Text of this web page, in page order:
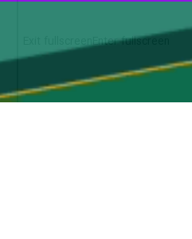
Exit fullscreenEnter fullscreen